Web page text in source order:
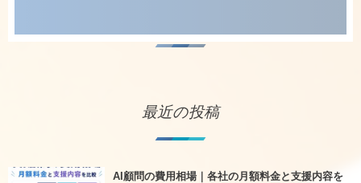
最近の投稿
AI顧問の費用相場｜各社の月額料金と支援内容を